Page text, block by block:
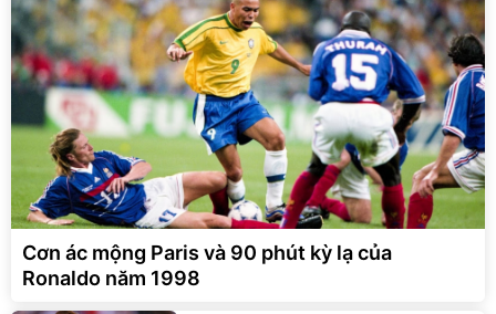
Cơn ác mộng Paris và 90 phút kỳ lạ của
Ronaldo năm 1998